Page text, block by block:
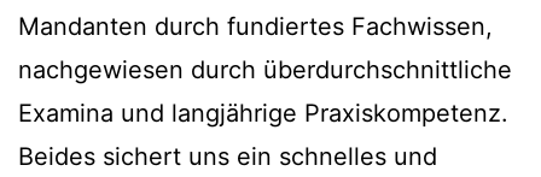
Mandanten durch fundiertes Fachwissen,
nachgewiesen durch überdurchschnittliche
Examina und langjährige Praxiskompetenz.
Beides sichert uns ein schnelles und